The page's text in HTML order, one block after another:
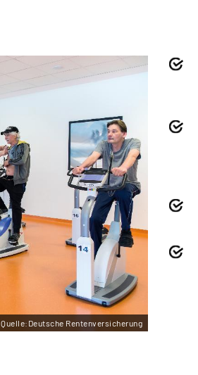
Quelle:Deutsche Rentenversicherung